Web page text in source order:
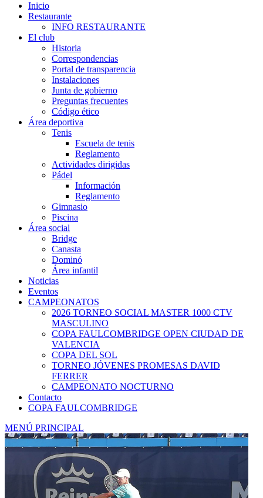
Inicio
Restaurante
INFO RESTAURANTE
El club
Historia
Correspondencias
Portal de transparencia
Instalaciones
Junta de gobierno
Preguntas frecuentes
Código ético
Área deportiva
Tenis
Escuela de tenis
Reglamento
Actividades dirigidas
Pádel
Información
Reglamento
Gimnasio
Piscina
Área social
Bridge
Canasta
Dominó
Área infantil
Noticias
Eventos
CAMPEONATOS
2026 TORNEO SOCIAL MASTER 1000 CTV
MASCULINO
COPA FAULCOMBRIDGE OPEN CIUDAD DE
VALENCIA
COPA DEL SOL
TORNEO JÓVENES PROMESAS DAVID
FERRER
CAMPEONATO NOCTURNO
Contacto
COPA FAULCOMBRIDGE
MENÚ PRINCIPAL